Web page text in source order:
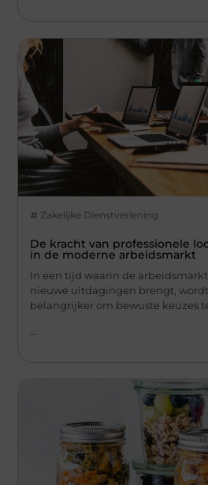
Zakelijke Dienstverlening
De kracht van professionele
in de moderne arbeidsmarkt
In een tijd waarin de
nieuwe uitdagingen brengt,
belangrijker om bewuste keuzes
...